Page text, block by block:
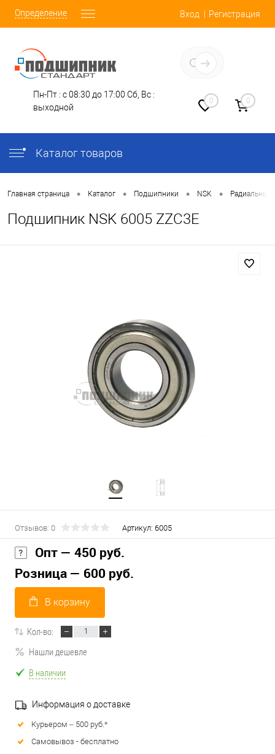
Определение Вход Регистрация
Пн-Пт : с 08:30 до 17:00 Сб, Вс :
выходной
0 0
Каталог товаров
Главная страница • Каталог • Подшипники • NSK •
Подшипник NSK 6005 ZZC3E
Отзывов: 0 Артикул: 6005
Опт — 450 руб.
Розница — 600 руб.
В корзину
Кол-во:
Нашли дешевле
В наличии
Информация о доставке
Курьером – 500 руб.*
Самовывоз - бесплатно